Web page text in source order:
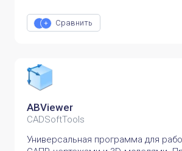
Сравнить
ABViewer
CADSoftTools
Универсальная программа для